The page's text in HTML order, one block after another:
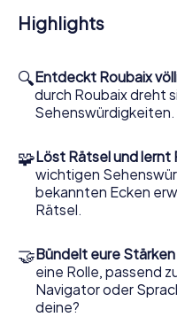
Spiels passende
Was dich bei
Roubaix erwartet
Roubaix, bekannt für
bietet die perfekte
Stadtrallye Roubaix. Du
Straßen geführt, vorbei
Sehenswürdigkeiten wie
nicht alles! Auf deiner
Anekdoten über die
Wusstest du, dass
Textilindustrie war?
Highlights
🔍Entdeckt Roubaix
durch Roubaix dreht
Sehenswürdigkeiten.
🧩Löst Rätsel und lernt
wichtigen
bekannten Ecken
Rätsel.
🤝Bündelt eure Stärken
eine Rolle, passend
Navigator oder
deine?